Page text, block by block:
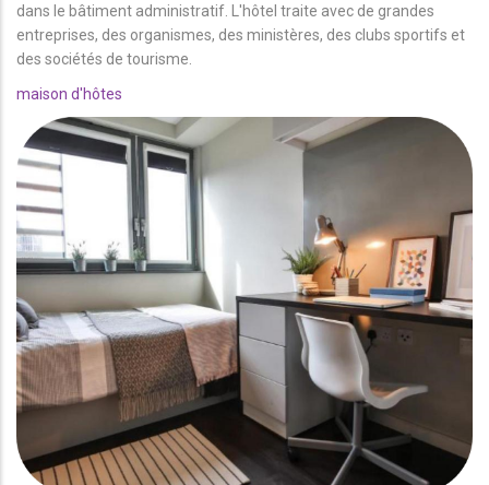
dans le bâtiment administratif. L'hôtel traite avec de grandes
entreprises, des organismes, des ministères, des clubs sportifs et
des sociétés de tourisme.
maison d'hôtes